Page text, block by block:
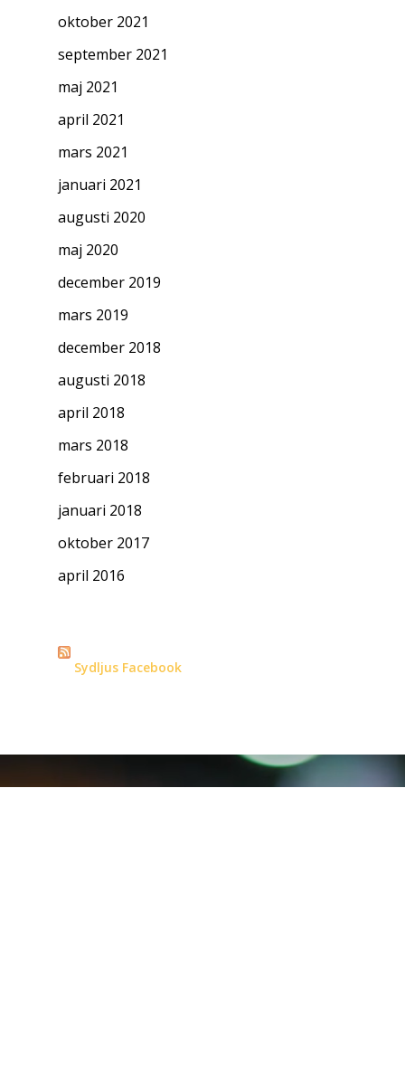
oktober 2021
september 2021
maj 2021
april 2021
mars 2021
januari 2021
augusti 2020
maj 2020
december 2019
mars 2019
december 2018
augusti 2018
april 2018
mars 2018
februari 2018
januari 2018
oktober 2017
april 2016
Sydljus Facebook